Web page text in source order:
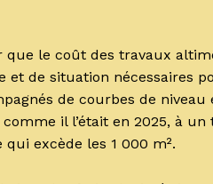
que le coût des travaux
et de situation nécessaires
de courbes de
il l’était en 2025, à un
excède les 1 000 m².